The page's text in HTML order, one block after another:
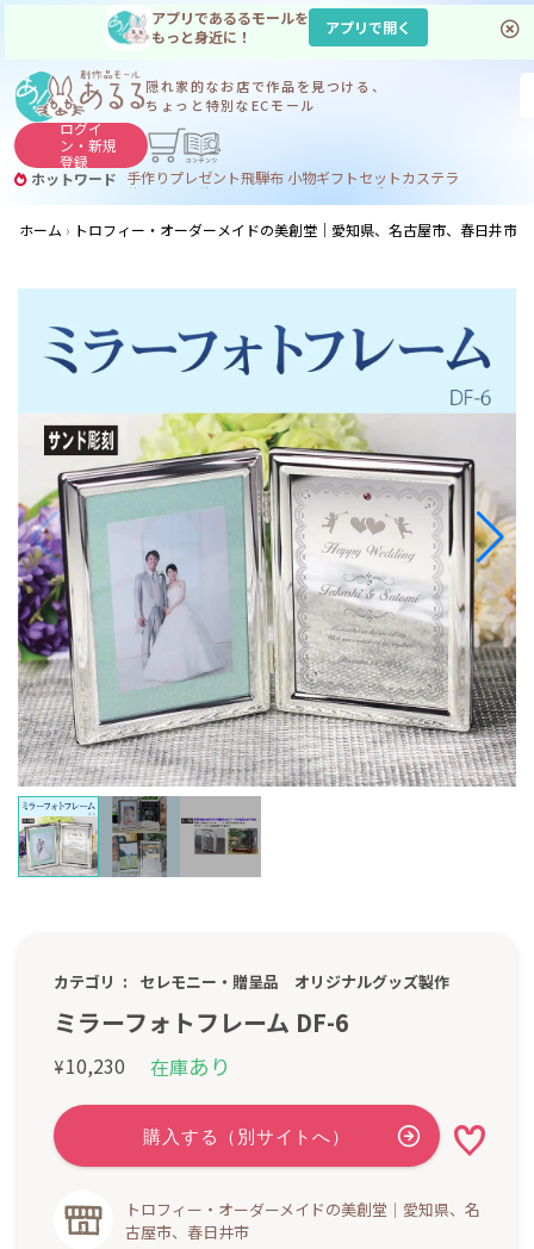
アプリであるるモールを
もっと身近に！
アプリで開く
隠れ家的なお店で作品を見つける、
ちょっと特別なECモール
ログイ
ン・新規
登録
ホットワード 手作りプレゼント飛騨布 小物ギフトセットカステラ
サヌカイト コーヒー
ジンギスカン
ホーム
トロフィー・オーダーメイドの美創堂｜愛知県、名古屋市、春日井市
カテゴリ セレモニー・贈呈品 オリジナルグッズ製作
ミラーフォトフレーム DF-6
¥10,230 在庫あり
トロフィー・オーダーメイドの美創堂｜愛知県、名
古屋市、春日井市